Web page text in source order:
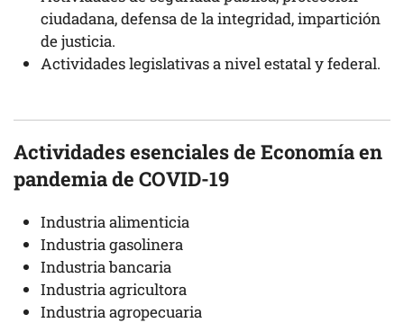
ciudadana, defensa de la integridad, impartición
de justicia.
Actividades legislativas a nivel estatal y federal.
Actividades esenciales de Economía en
pandemia de COVID-19
Industria alimenticia
Industria gasolinera
Industria bancaria
Industria agricultora
Industria agropecuaria